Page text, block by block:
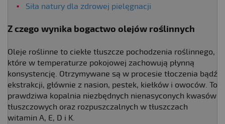
Siła natury dla zdrowej pielęgnacji
Z czego wynika bogactwo olejów roślinnych
Oleje roślinne to ciekłe tłuszcze pochodzenia roślinnego,
które w temperaturze pokojowej zachowują płynną
konsystencję. Otrzymywane są w procesie tłoczenia bądź
ekstrakcji, głównie z nasion, pestek, kiełków i owoców. To
prawdziwa kopalnia niezbędnych nienasyconych kwasów
tłuszczowych oraz rozpuszczalnych w tłuszczach
witamin A, E, D i K.